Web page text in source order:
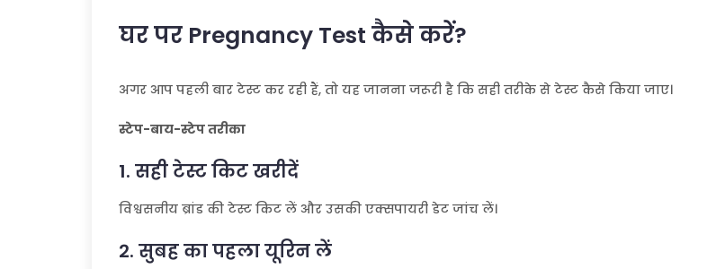
घर पर Pregnancy Test कैसे करें?
अगर आप पहली बार टेस्ट कर रही हैं, तो यह जानना जरूरी है कि सही तरीके से टेस्ट कैसे किया जाए।
स्टेप-बाय-स्टेप तरीका
1. सही टेस्ट किट खरीदें
विश्वसनीय ब्रांड की टेस्ट किट लें और उसकी एक्सपायरी डेट जांच लें।
2. सुबह का पहला यूरिन लें